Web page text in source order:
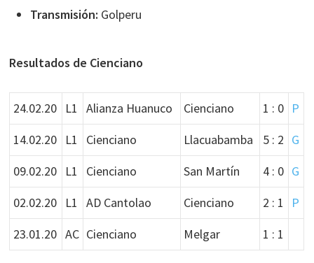
Transmisión: Golperu
Resultados de Cienciano
24.02.20 L1 Alianza Huanuco Cienciano 1 : 0 P
14.02.20
L1 Cienciano Llacuabamba 5 : 2 G
09.02.20
L1 Cienciano San Martín 4 : 0 G
02.02.20
L1 AD Cantolao Cienciano 2 : 1
P
23.01.20 AC Cienciano Melgar 1 : 1